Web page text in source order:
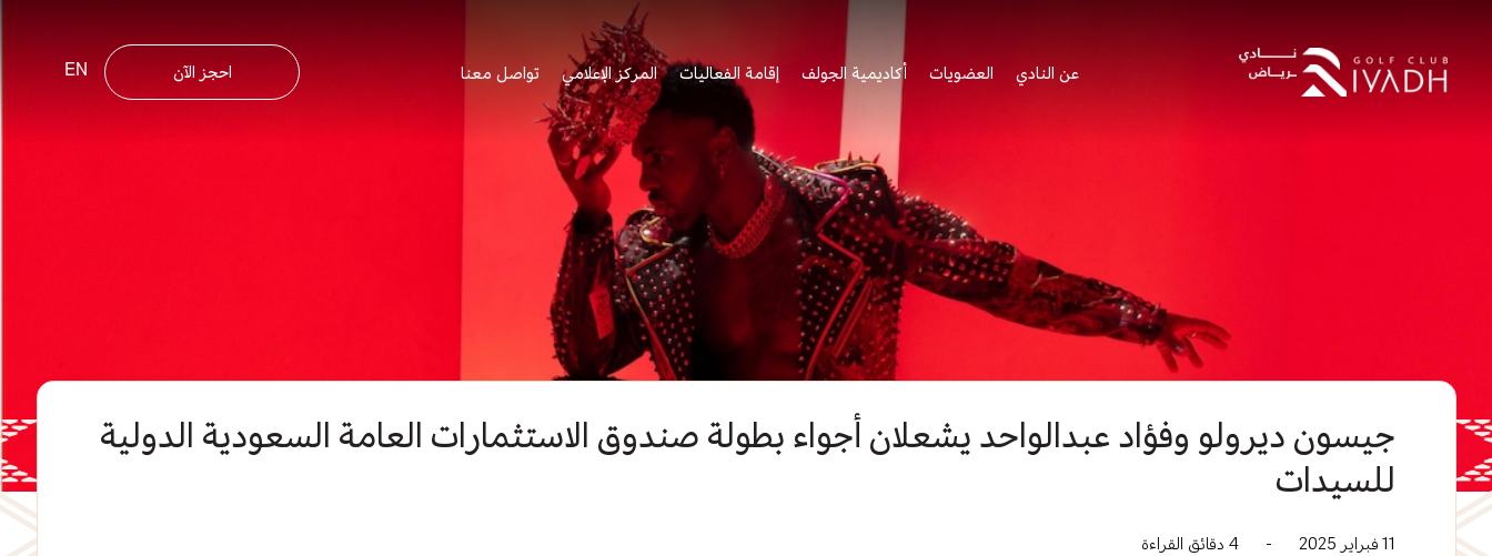
عن النادي العضويات أكاديمية الجولف إقامة الفعاليات المركز الإعلامي تواصل معنا احجز الآن EN
جيسون ديرولو وفؤاد عبدالواحد يشعلان أجواء بطولة صندوق الاستثمارات العامة السعودية الدولية
للسيدات
11 فبراير 2025 -
4 دقائق القراءة